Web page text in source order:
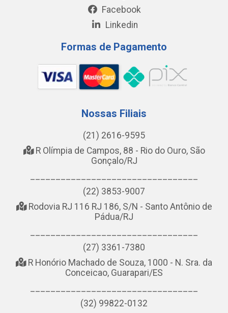
Facebook
Linkedin
Formas de Pagamento
Nossas Filiais
(21) 2616-9595
R Olímpia de Campos, 88 - Rio do Ouro, São
Gonçalo/RJ
(22) 3853-9007
Rodovia RJ 116 RJ 186, S/N - Santo Antônio de
Pádua/RJ
(27) 3361-7380
R Honório Machado de Souza, 1000 - N. Sra. da
Conceicao, Guarapari/ES
(32) 99822-0132